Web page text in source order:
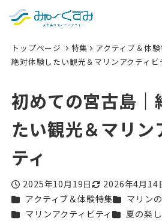
トップページ 特集 アクティブ＆体
絶対体験したい観光＆マリンアクティビ
初めての宮古島｜
たい観光＆マリン
ティ
投稿日
2025年10月19日
更新日
2026年4月14
カテゴリー
アクティブ＆体験特集カテゴリー
マリン
カテゴリー
マリンアクティビティカテゴリー
夏の楽